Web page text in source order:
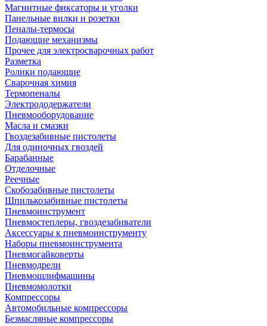
Магнитные фиксаторы и уголки
Панельные вилки и розетки
Пеналы-термосы
Подающие механизмы
Прочее для электросварочных работ
Разметка
Ролики подающие
Сварочная химия
Термопеналы
Электрододержатели
Пневмооборудование
Масла и смазки
Гвоздезабивные пистолеты
Для одиночных гвоздей
Барабанные
Отделочные
Реечные
Скобозабивные пистолеты
Шпилькозабивные пистолеты
Пневмоинструмент
Пневмостеплеры, гвоздезабиватели
Аксессуары к пневмоинструменту
Наборы пневмоинструмента
Пневмогайковерты
Пневмодрели
Пневмошлифмашины
Пневмомолотки
Компрессоры
Автомобильные компрессоры
Безмасляные компрессоры